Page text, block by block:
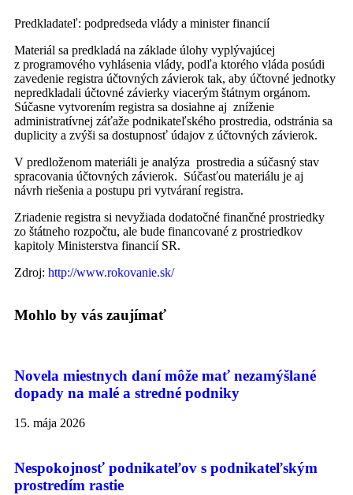
Predkladateľ: podpredseda vlády a minister financií
Materiál sa predkladá na základe úlohy vyplývajúcej
z programového vyhlásenia vlády, podľa ktorého vláda posúdi
zavedenie registra účtovných závierok tak, aby účtovné jednotky
nepredkladali účtovné závierky viacerým štátnym orgánom.
Súčasne vytvorením registra sa dosiahne aj zníženie
administratívnej záťaže podnikateľského prostredia, odstránia sa
duplicity a zvýši sa dostupnosť údajov z účtovných závierok.
V predloženom materiáli je analýza prostredia a súčasný stav
spracovania účtovných závierok. Súčasťou materiálu je aj
návrh riešenia a postupu pri vytváraní registra.
Zriadenie registra si nevyžiada dodatočné finančné prostriedky
zo štátneho rozpočtu, ale bude financované z prostriedkov
kapitoly Ministerstva financií SR.
Zdroj: http://www.rokovanie.sk/
Mohlo by vás zaujímať
Novela miestnych daní môže mať nezamýšlané
dopady na malé a stredné podniky
15. mája 2026
Nespokojnosť podnikateľov s podnikateľským
prostredím rastie